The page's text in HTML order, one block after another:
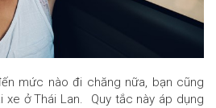
mức nào đi chăng nữa, bạn cũng
xe ở Thái Lan. Quy tắc này áp dụng